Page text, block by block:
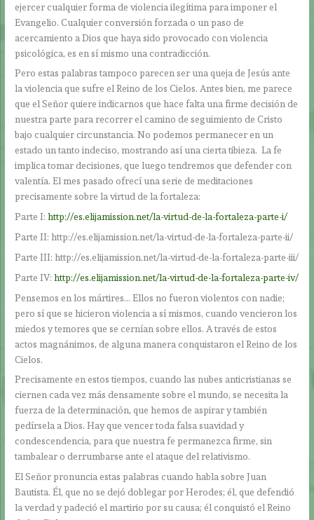
ejercer cualquier forma de violencia ilegítima para imponer el
Evangelio. Cualquier conversión forzada o un paso de
acercamiento a Dios que haya sido provocado con violencia
psicológica, es en sí mismo una contradicción.
Pero estas palabras tampoco parecen ser una queja de Jesús ante
la violencia que sufre el Reino de los Cielos. Antes bien, me parece
que el Señor quiere indicarnos que hace falta una firme decisión de
nuestra parte para recorrer el camino de seguimiento de Cristo
bajo cualquier circunstancia. No podemos permanecer en un
estado un tanto indeciso, mostrando así una cierta tibieza. La fe
implica tomar decisiones, que luego tendremos que defender con
valentía. El mes pasado ofrecí una serie de meditaciones
precisamente sobre la virtud de la fortaleza:
Parte I:http://es.elijamission.net/la-virtud-de-la-fortaleza-parte-i/
Parte II: http://es.elijamission.net/la-virtud-de-la-fortaleza-parte-ii/
Parte III: http://es.elijamission.net/la-virtud-de-la-fortaleza-parte-iii/
Parte IV:http://es.elijamission.net/la-virtud-de-la-fortaleza-parte-iv/
Pensemos en los mártires… Ellos no fueron violentos con nadie;
pero sí que se hicieron violencia a sí mismos, cuando vencieron los
miedos y temores que se cernían sobre ellos. A través de estos
actos magnánimos, de alguna manera conquistaron el Reino de los
Cielos.
Precisamente en estos tiempos, cuando las nubes anticristianas se
ciernen cada vez más densamente sobre el mundo, se necesita la
fuerza de la determinación, que hemos de aspirar y también
pedírsela a Dios. Hay que vencer toda falsa suavidad y
condescendencia, para que nuestra fe permanezca firme, sin
tambalear o derrumbarse ante el ataque del relativismo.
El Señor pronuncia estas palabras cuando habla sobre Juan
Bautista. Él, que no se dejó doblegar por Herodes; él, que defendió
la verdad y padeció el martirio por su causa; él conquistó el Reino